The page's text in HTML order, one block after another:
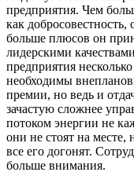
предприятия. Чем
как
больше плюсов он
лидерскими
предприятия
необходимы
премии, но ведь и
зачастую сложнее
потоком энергии не
они не стоят на месте,
все его догонят.
больше внимания.